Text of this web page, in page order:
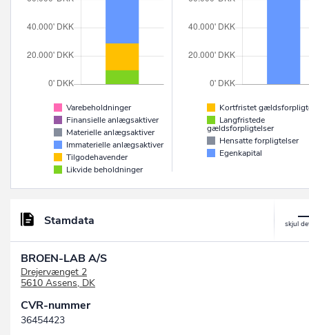
Varebeholdninger
Finansielle anlægsaktiver
Materielle anlægsaktiver
Immaterielle anlægsaktiver
Tilgodehavender
Likvide beholdninger
Kortfristet
Langfristede
gældsforpligtelser
Hensatte forpligtelser
Egenkapital
Stamdata
BROEN-LAB A/S
Drejervænget 2
5610 Assens, DK
CVR-nummer
36454423